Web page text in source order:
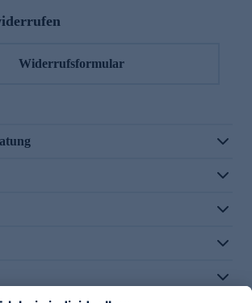
Widerrufsformular